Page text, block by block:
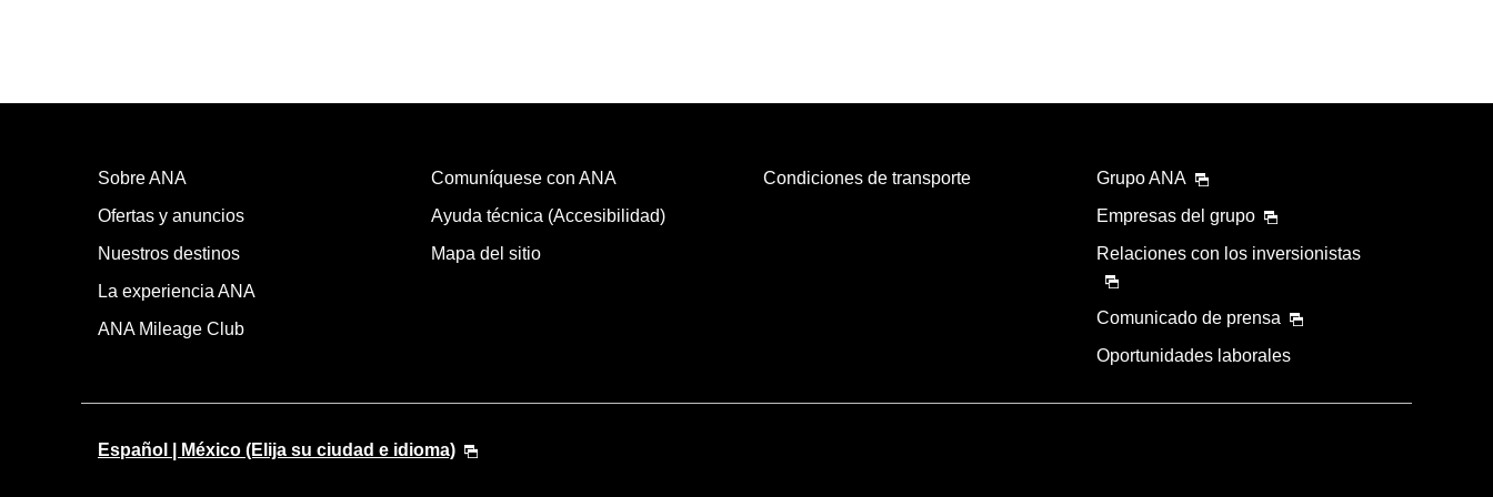
Sobre ANA
Ofertas y anuncios
Nuestros destinos
La experiencia ANA
ANA Mileage Club
Comuníquese con ANA
Ayuda técnica (Accesibilidad)
Mapa del sitio
Condiciones de transporte
Grupo ANA
Empresas del grupo
Relaciones con los inversionistas
Comunicado de prensa
Oportunidades laborales
Español | México (Elija su ciudad e idioma)